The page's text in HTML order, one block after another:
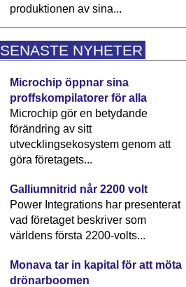
produktionen av sina...
SENASTE NYHETER
Microchip öppnar sina
proffskompilatorer för alla
Microchip gör en betydande
förändring av sitt
utvecklingsekosystem genom att
göra företagets...
Galliumnitrid når 2200 volt
Power Integrations har presenterat
vad företaget beskriver som
världens första 2200-volts...
Monava tar in kapital för att möta
drönarboomen